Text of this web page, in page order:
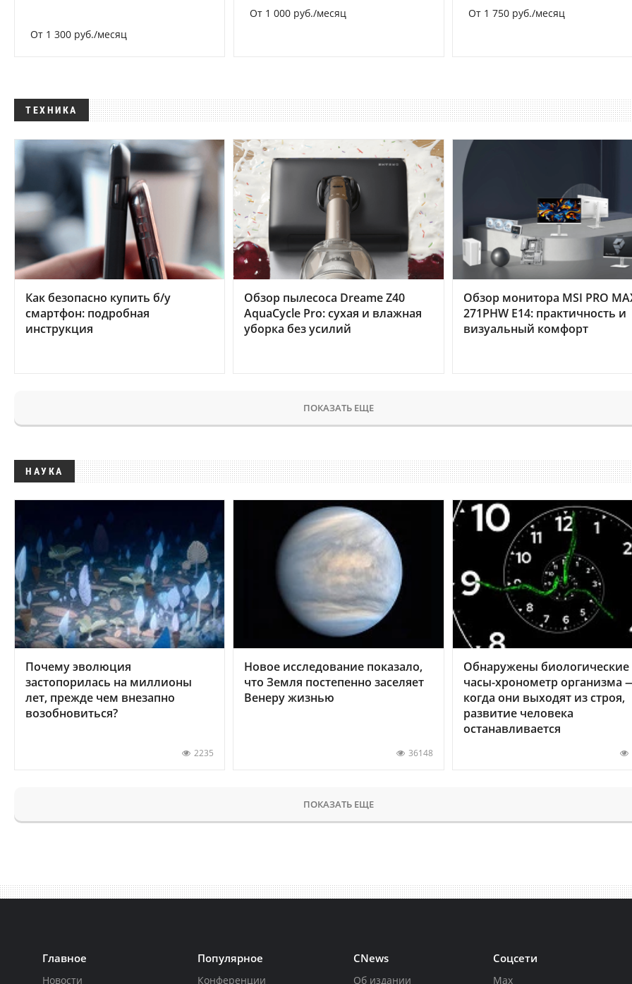
От 1 300 руб./месяц
От 1 000 руб./месяц От 1 750 руб./месяц
ТЕХНИКА
Как безопасно купить б/у
смартфон: подробная
инструкция
Обзор пылесоса Dreame Z40
AquaCycle Pro: сухая и влажная
уборка без усилий
Обзор монитора MSI PRO
271PHW E14: практичность и
визуальный комфорт
ПОКАЗАТЬ ЕЩЕ
НАУКА
Почему эволюция
застопорилась на миллионы
лет, прежде чем внезапно
возобновиться?
2235
Новое исследование показало,
что Земля постепенно заселяет
Венеру жизнью
36148
Обнаружены биологические
часы-хронометр организма
когда они выходят из строя,
развитие человека
останавливается
ПОКАЗАТЬ ЕЩЕ
Главное
Новости
Популярное
Конференции
CNews
Об издании
Соцсети
Max